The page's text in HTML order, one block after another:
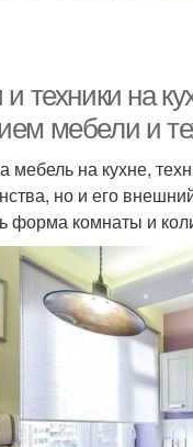
техники на
мебели и
мебель на кухне,
но и его
форма комнаты и